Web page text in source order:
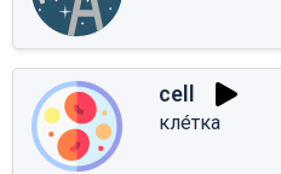
cell
кле́тка